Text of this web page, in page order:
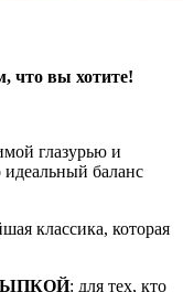
что вы хотите!
глазурью и
баланс
классика, которая
: для тех, кто